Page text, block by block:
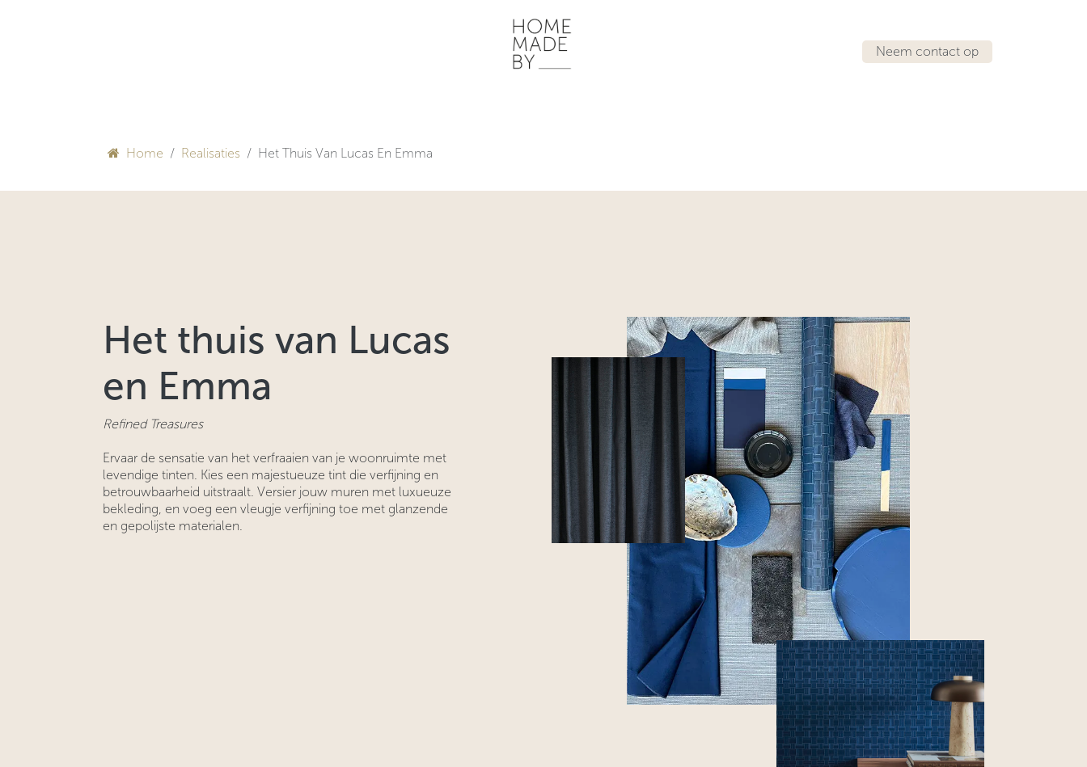
Neem contact op
Home Realisaties Het Thuis Van Lucas En Emma
Het thuis van Lucas
en Emma
Refined Treasures
Ervaar de sensatie van het verfraaien van je woonruimte met
levendige tinten. Kies een majestueuze tint die verfijning en
betrouwbaarheid uitstraalt. Versier jouw muren met luxueuze
bekleding, en voeg een vleugje verfijning toe met glanzende
en gepolijste materialen.